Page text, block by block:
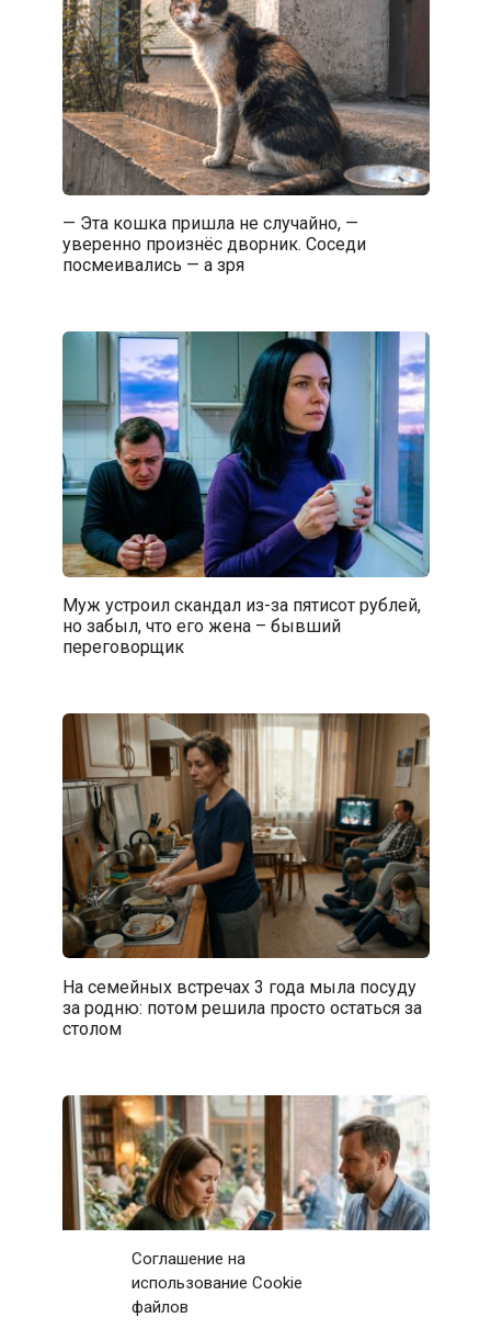
Соглашение на
использование Cookie
файлов
— Эта кошка пришла не случайно, —
уверенно произнёс дворник. Соседи
посмеивались — а зря
Муж устроил скандал из-за пятисот рублей,
но забыл, что его жена – бывший
переговорщик
На семейных встречах 3 года мыла посуду
за родню: потом решила просто остаться за
столом